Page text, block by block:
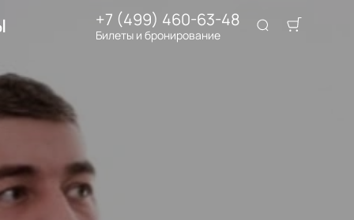
+7 (499) 460-63-48
Билеты и бронирование